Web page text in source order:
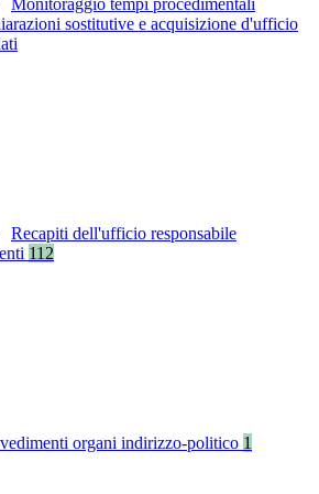
Monitoraggio tempi procedimentali
sostitutive e acquisizione d'ufficio
Recapiti dell'ufficio responsabile
112
organi indirizzo-politico 1